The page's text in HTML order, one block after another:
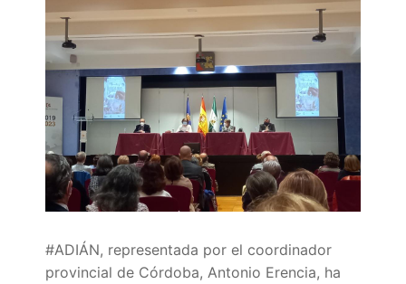
Inicio
Quiénes somos
Delegaciones
Adián Cádiz
Enlaces
#ADIÁN, representada por el coordinador
provincial de Córdoba, Antonio Erencia, ha